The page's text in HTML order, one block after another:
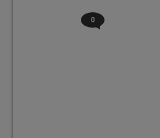
0